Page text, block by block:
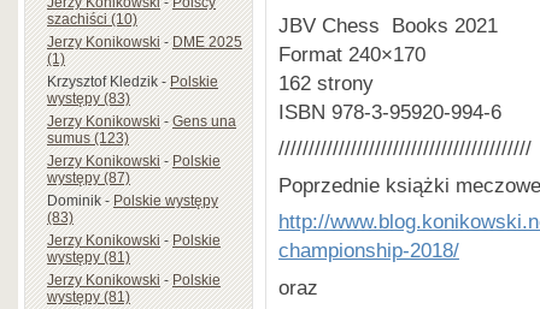
szachiści (10)
Jerzy Konikowski-DME 2025
(1)
Krzysztof Kledzik-Polskie
występy (83)
Jerzy Konikowski-Gens una
sumus (123)
Jerzy Konikowski-Polskie
występy (87)
Dominik-Polskie występy
(83)
Jerzy Konikowski-Polskie
występy (81)
Jerzy Konikowski-Polskie
występy (81)
JBV Chess Books 2021
Format 240×170
162 strony
ISBN 978-3-95920-994-6
//////////////////////////////////////////
Poprzednie książki
http://
championship-2018/
oraz